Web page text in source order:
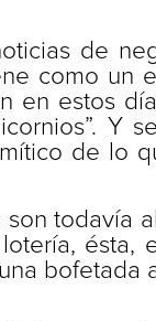
de
como un
en estos
Y
de lo
todavía
ésta,
bofetada